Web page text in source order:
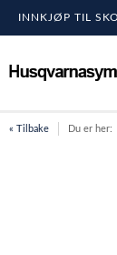
INNKJØP TIL
« Tilbake Du er her: